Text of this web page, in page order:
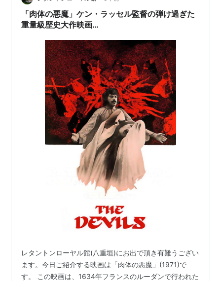
かび、光と音を遮断したら人間どうなっちゃうの？とい
う興味が先に立つ映画ですが、現実にアイソレー…
「肉体の悪魔」ケン・ラッセル監督の弾け過ぎた
重量級歴史大作映画…
レタントンローヤル館(八重垣)にお出で頂き有難うござい
ます。今日ご紹介する映画は「肉体の悪魔」(1971)で
す。 この映画は、1634年フランスのルーダンで行われた